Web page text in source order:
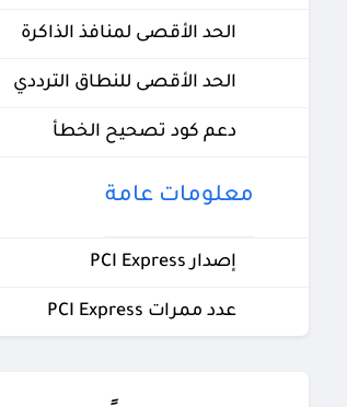
الحد الأقصى لمنافذ الذاكرة
الحد الأقصى للنطاق الترددي
دعم كود تصحيح الخطأ
معلومات عامة
إصدار PCI Express
عدد ممرات PCI Express